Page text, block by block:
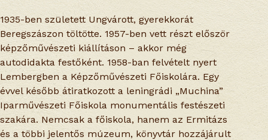
1935-ben született Ungvárott, gyerekkorát
Beregszászon töltötte. 1957-ben vett részt először
képzőművészeti kiállításon – akkor még
autodidakta festőként. 1958-ban felvételt nyert
Lembergben a Képzőművészeti Főiskolára. Egy
évvel később átiratkozott a leningrádi „Muchina”
Iparművészeti Főiskola monumentális festészeti
szakára. Nemcsak a főiskola, hanem az Ermitázs
és a többi jelentős múzeum, könyvtár hozzájárult